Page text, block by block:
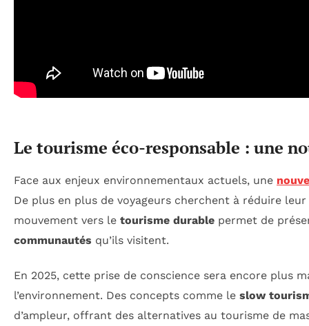
Le tourisme éco-responsable : une
Face aux enjeux environnementaux actuels, une
De plus en plus de voyageurs cherchent à réduire
mouvement vers le tourisme durable permet de
communautés qu’ils visitent.
En 2025, cette prise de conscience sera encore plus
l’environnement. Des concepts comme le slow
d’ampleur, offrant des alternatives au tourisme de